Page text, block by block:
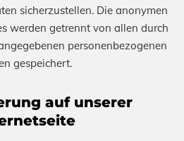
sicherzustellen. Die anonymen
werden getrennt von allen durch
personenbezogenen
gespeichert.
auf unserer